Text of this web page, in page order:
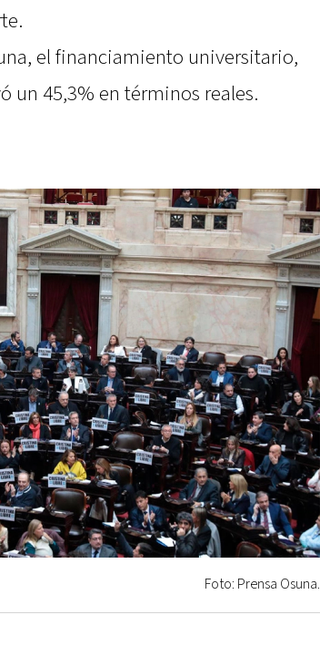
el financiamiento universitario,
un 45,3% en términos reales.
Foto: Prensa Osuna.